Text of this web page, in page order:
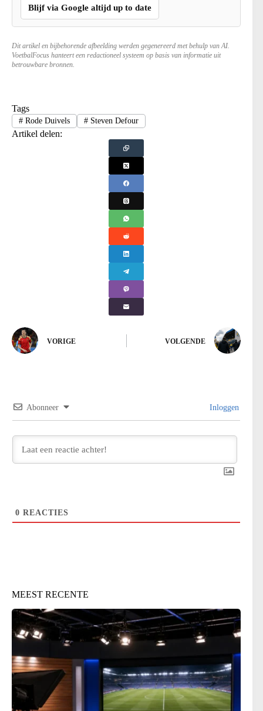
Blijf via Google altijd up to date
Dit artikel en bijbehorende afbeelding werden gegenereerd met behulp van AI.
VoetbalFocus hanteert een redactioneel systeem op basis van informatie uit
betrouwbare bronnen.
Tags
#Rode Duivels #Steven Defour
Artikel delen:
VORIGE VOLGENDE
Abonneer Inloggen
0 REACTIES
MEEST RECENTE